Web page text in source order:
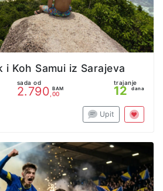
i Koh Samui iz Sarajeva
sada od
2.790 BAM
,00
trajanje
12 dana
Upit